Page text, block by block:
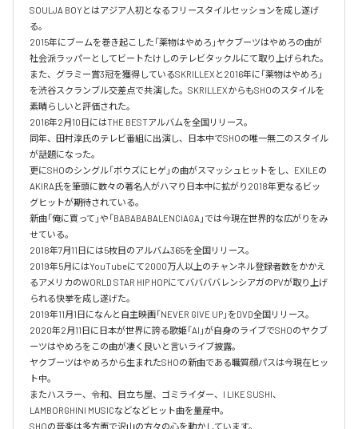
SOULJA BOYとはアジア人初となるフリースタイルセッションを成し遂げ
る。
2015年にブームを巻き起こした「薬物はやめろ」ヤクブーツはやめろの曲が
社会派ラッパーとしてビートたけしのテレビタックルにて取り上げられた。
また、グラミー賞3冠を獲得しているSKRILLEXと2016年に「薬物はやめろ」
を渋谷スクランブル交差点で共演した。SKRILLEXからもSHOのスタイルを
素晴らしいと評価された。
2016年2月10日にはTHE BESTアルバムを全国リリース。
同年、田村淳氏のテレビ番組に出演し、日本中でSHOの唯一無二のスタイル
が話題になった。
更にSHOのシングル「ボウズにヒゲ」の曲がスマッシュヒットをし、EXILEの
AKIRA氏を筆頭に数々の著名人がハマり日本中に拡がり2018年更なるビッ
グヒットが期待されている。
新曲「俺に買って」や「BABABABALENCIAGA」では今現在世界的な広がりをみ
せている。
2018年7月11日には5枚目のアルバム365を全国リリース。
2019年5月にはYouTubeにて2000万人以上のチャンネル登録者数をかかえ
るアメリカのWORLD STAR HIP HOPにてババババレンシアガのPVが取り上げ
られる快挙を成し遂げた。
2019年11月1日になんと自主映画「NEVER GIVE UP」をDVD全国リリース。
2020年2月11日に日本が世界に誇る歌姫「AI」が自身のライブでSHOのヤクブ
ーツはやめろをこの曲が凄く良いと言いライブ披露。
ヤクブーツはやめろから生まれたSHOの新曲である職質顔パスは今現在ヒッ
ト中。
またハスラー、令和、目立ち屋、ゴミライダー、I LIKE SUSHI、
LAMBORGHINI MUSICなどなどヒット曲を量産中。
SHOの音楽は多方面で沢山の方々の心を動かしています。